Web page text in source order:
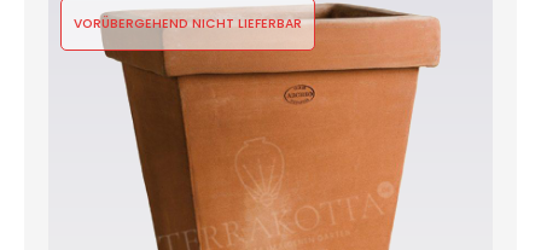
VORÜBERGEHEND NICHT LIEFERBAR